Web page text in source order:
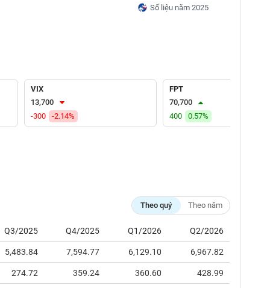
Số liệu năm 2025
VIX
13,700
-300
-2.14%
FPT
70,700
400
0.57%
Theo quý Theo năm
Q3/2025 Q4/2025 Q1/2026 Q2/2026
5,483.84 7,594.77 6,129.10 6,967.82
274.72 359.24 360.60 428.99